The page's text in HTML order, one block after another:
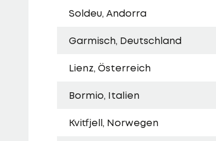
Soldeu, Andorra
Garmisch, Deutschland
Lienz, Österreich
Bormio, Italien
Kvitfjell, Norwegen